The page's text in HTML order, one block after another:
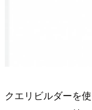
クエリビルダーを